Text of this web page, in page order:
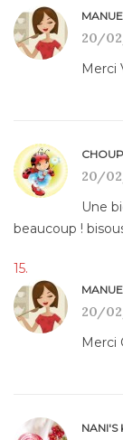
20/
Merci
20/
Une
beaucoup !
20/
Merci
NANI'S